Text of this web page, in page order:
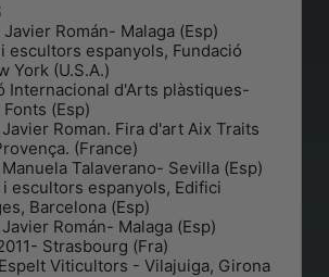
Román- Malaga (Esp)
escultors espanyols, Fundació
York (U.S.A.)
Internacional d'Arts plàstiques-
(Esp)
Roman. Fira d'art Aix Traits
(France)
Talaverano- Sevilla (Esp)
escultors espanyols, Edifici
Barcelona (Esp)
Román- Malaga (Esp)
Strasbourg (Fra)
Viticultors - Vilajuiga, Girona